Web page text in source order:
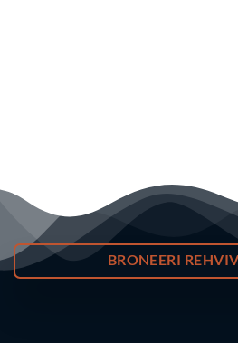
BRONEERI